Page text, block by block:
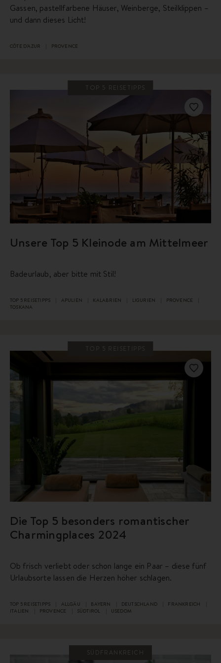
Gassen, pastellfarbene Häuser, Weinberge, Steilklippen –
und dann dieses Licht!
CÔTE D'AZUR PROVENCE
TOP 5 REISETIPPS
Unsere Top 5 Kleinode am Mittelmeer
Badeurlaub, aber bitte mit Stil!
TOP 5 REISETIPPS APULIEN KALABRIEN LIGURIEN
PROVENCE
TOSKANA
TOP 5 REISETIPPS
Die Top 5 besonders romantischer
Charmingplaces 2024
Ob frisch verliebt oder schon lange ein Paar – diese fünf
Urlaubsorte lassen die Herzen höher schlagen.
TOP 5 REISETIPPS ALLGÄU BAYERN DEUTSCHLAND
FRANKREICH
ITALIEN
PROVENCE SÜDTIROL USEDOM
SÜDFRANKREICH